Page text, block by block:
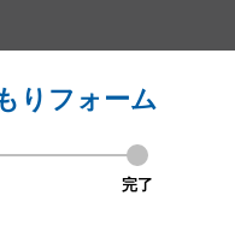
りフォーム
完了